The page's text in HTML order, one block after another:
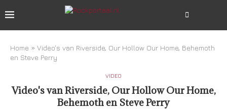
Home » Video's van Riverside, Our Hollow Our Home, Behemoth
en Steve Perry
VIDEO
Video's van Riverside, Our Hollow Our Home,
Behemoth en Steve Perry